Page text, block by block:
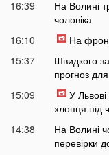
16:39
На Волині
чоловіка
16:10
На
15:37
Швидкого
прогноз
15:09
У
хлопця під
14:38
На Волині
перевірки